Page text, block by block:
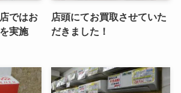
ではお
実施
店頭にてお買取させていた
だきました！